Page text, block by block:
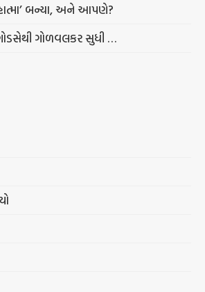
બન્યા, અને આપણે?
ગોળવલકર સુધી …